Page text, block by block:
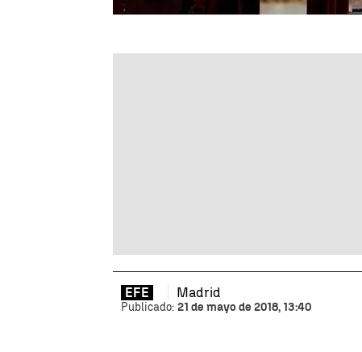
EFE Madrid
Publicado: 21 de mayo de 2018, 13:40